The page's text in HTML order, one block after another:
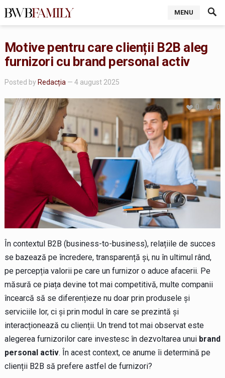
MENU
Motive pentru care clienții B2B aleg
furnizori cu brand personal activ
Posted by Redacția — 4 august 2025
0
0
În contextul B2B (business-to-business), relațiile de succes
se bazează pe încredere, transparență și, nu în ultimul rând,
pe percepția valorii pe care un furnizor o aduce afacerii. Pe
măsură ce piața devine tot mai competitivă, multe companii
încearcă să se diferențieze nu doar prin produsele și
serviciile lor, ci și prin modul în care se prezintă și
interacționează cu clienții. Un trend tot mai observat este
alegerea furnizorilor care investesc în dezvoltarea unui brand
personal activ. În acest context, ce anume îi determină pe
clienții B2B să prefere astfel de furnizori?